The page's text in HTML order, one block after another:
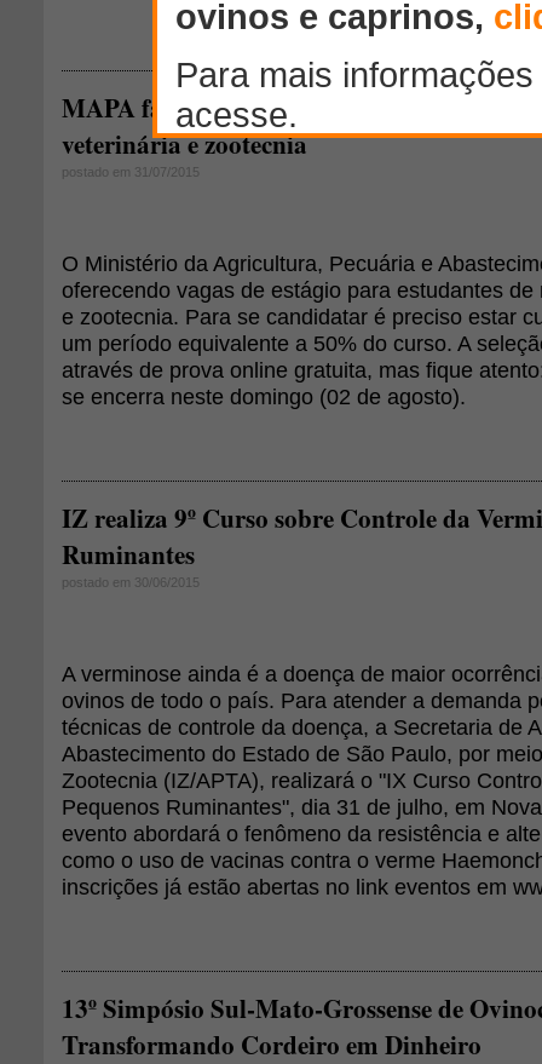
MAPA faz seleção para estágio nas áreas
veterinária e zootecnia
postado em 31/07/2015
O Ministério da Agricultura, Pecuária e
oferecendo vagas de estágio para estudantes
e zootecnia. Para se candidatar é preciso estar
um período equivalente a 50% do curso. A
através de prova online gratuita, mas fique
se encerra neste domingo (02 de agosto).
IZ realiza 9º Curso sobre Controle da
Ruminantes
postado em 30/06/2015
A verminose ainda é a doença de maior
ovinos de todo o país. Para atender a demanda
técnicas de controle da doença, a Secretaria de
Abastecimento do Estado de São Paulo, por
Zootecnia (IZ/APTA), realizará o "IX Curso
Pequenos Ruminantes", dia 31 de julho, em
evento abordará o fenômeno da resistência e
como o uso de vacinas contra o verme
inscrições já estão abertas no link eventos em
13º Simpósio Sul-Mato-Grossense de
Transformando Cordeiro em Dinheiro